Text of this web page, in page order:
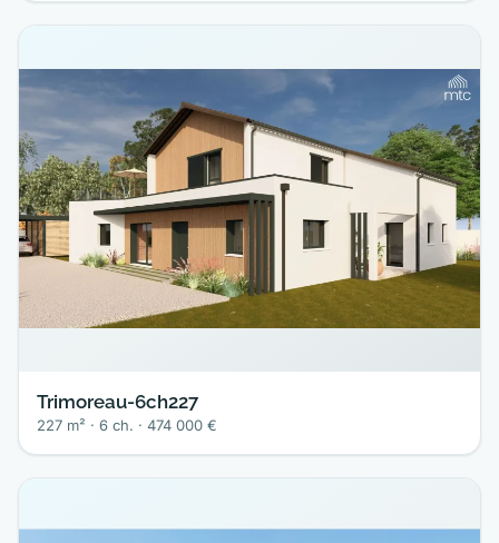
Trimoreau-6ch227
227 m² · 6 ch. · 474 000 €